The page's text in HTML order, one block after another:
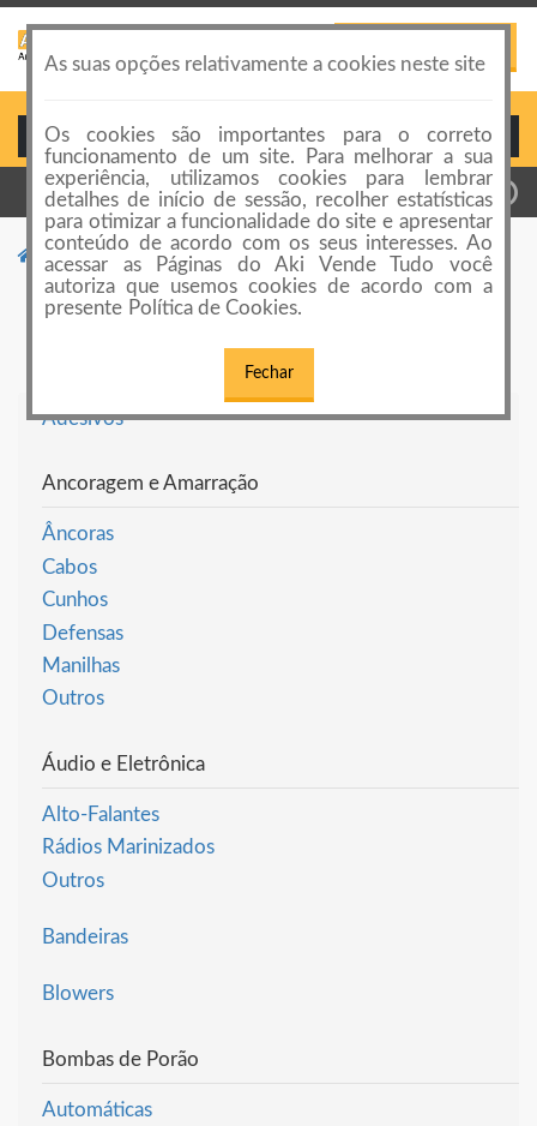
navigation
Login ou Cadastro
Categorias de anúncios Acessórios de Náutica
Acessórios de Náutica
Adesivos
Ancoragem e Amarração
Âncoras
Cabos
Cunhos
Defensas
Manilhas
Outros
Áudio e Eletrônica
Alto-Falantes
Rádios Marinizados
Outros
Bandeiras
Blowers
Bombas de Porão
Automáticas
As suas opções relativamente a cookies neste site
Os cookies são importantes para o correto
funcionamento de um site. Para melhorar a sua
experiência, utilizamos cookies para lembrar
detalhes de início de sessão, recolher estatísticas
para otimizar a funcionalidade do site e apresentar
conteúdo de acordo com os seus interesses. Ao
acessar as Páginas do Aki Vende Tudo você
autoriza que usemos cookies de acordo com a
presente Política de Cookies.
Fechar